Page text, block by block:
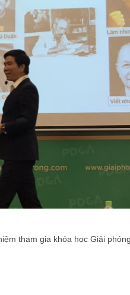
tham gia khóa học Giải